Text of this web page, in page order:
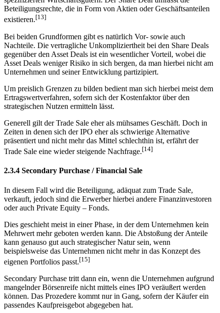
Beteiligungsrechte, die in Form von Aktien oder Geschäftsanteilen
existieren.[13]
Bei beiden Grundformen gibt es natürlich Vor- sowie auch
Nachteile. Die vertragliche Unkompliziertheit bei den Share Deals
gegenüber den Asset Deals ist ein wesentlicher Vorteil, wobei die
Asset Deals weniger Risiko in sich bergen, da man hierbei nicht am
Unternehmen und seiner Entwicklung partizipiert.
Um preislich Grenzen zu bilden bedient man sich hierbei meist dem
Ertragswertverfahren, sofern sich der Kostenfaktor über den
strategischen Nutzen ermitteln lässt.
Generell gilt der Trade Sale eher als mühsames Geschäft. Doch in
Zeiten in denen sich der IPO eher als schwierige Alternative
präsentiert und nicht mehr das Mittel schlechthin ist, erfährt der
Trade Sale eine wieder steigende Nachfrage.[14]
2.3.4 Secondary Purchase / Financial Sale
In diesem Fall wird die Beteiligung, adäquat zum Trade Sale,
verkauft, jedoch sind die Erwerber hierbei andere Finanzinvestoren
oder auch Private Equity – Fonds.
Dies geschieht meist in einer Phase, in der dem Unternehmen kein
Mehrwert mehr geboten werden kann. Die Abstoßung der Anteile
kann genauso gut auch strategischer Natur sein, wenn
beispielsweise das Unternehmen nicht mehr in das Konzept des
eigenen Portfolios passt.[15]
Secondary Purchase tritt dann ein, wenn die Unternehmen aufgrund
mangelnder Börsenreife nicht mittels eines IPO veräußert werden
können. Das Prozedere kommt nur in Gang, sofern der Käufer ein
passendes Kaufpreisgebot abgegeben hat.